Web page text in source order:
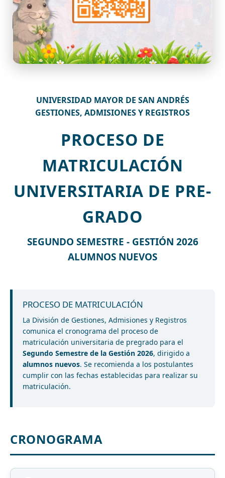
UNIVERSIDAD MAYOR DE SAN ANDRÉS
GESTIONES, ADMISIONES Y REGISTROS
PROCESO DE
MATRICULACIÓN
UNIVERSITARIA DE PRE-
GRADO
SEGUNDO SEMESTRE - GESTIÓN 2026
ALUMNOS NUEVOS
PROCESO DE MATRICULACIÓN
La División de Gestiones, Admisiones y Registros
comunica el cronograma del proceso de
matriculación universitaria de pregrado para el
Segundo Semestre de la Gestión 2026, dirigido a
alumnos nuevos. Se recomienda a los postulantes
cumplir con las fechas establecidas para realizar su
matriculación.
CRONOGRAMA